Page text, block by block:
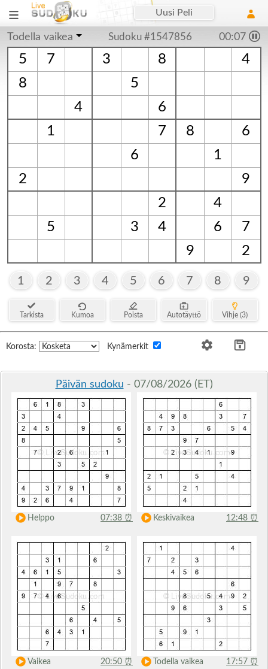
Uusi Peli
Todella vaikea Sudoku #1547856 00:07
5 7 3 8
4
8
5
4
6
1
7 8
6
6
1
2
9
2
4
5
3 4 6
7
9
2
1 2 3 4 5 6 7 8 9
Tarkista Kumoa Poista Autotäyttö Vihje (3)
Korosta: Kynämerkit
Päivän sudoku - 07/08/2026 (ET)
Helppo 07:38 ⏰ Keskivaikea 12:48 ⏰
Vaikea 20:50 ⏰ Todella vaikea 17:57 ⏰